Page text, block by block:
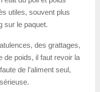
utiles, souvent plus
sur le paquet.
des grattages,
de poids, il faut revoir la
de l’aliment seul,